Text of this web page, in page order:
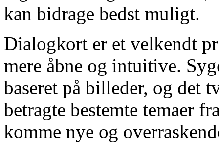
kan bidrage bedst muligt.
Dialogkort er et velkendt
mere åbne og intuitive.
baseret på billeder, og det
betragte bestemte temaer
komme nye og